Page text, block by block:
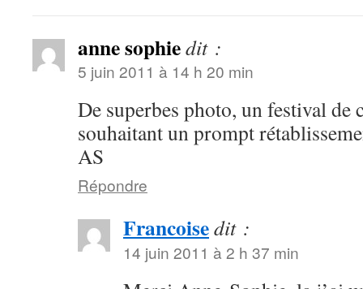
anne sophiedit :
5 juin 2011 à 14 h 20 min
De superbes photo, un festival
souhaitant un prompt
AS
Répondre
Francoisedit :
14 juin 2011 à 2 h 37 min